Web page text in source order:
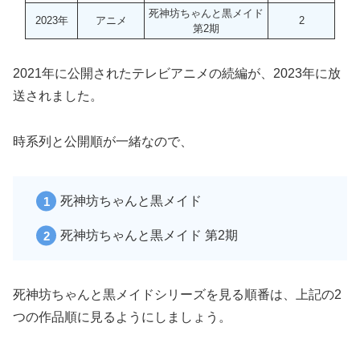
2023年 アニメ
死神坊ちゃんと黒メイド
第2期
2
2021年に公開されたテレビアニメの続編が、2023年に放
送されました。
時系列と公開順が一緒なので、
死神坊ちゃんと黒メイド
死神坊ちゃんと黒メイド 第2期
死神坊ちゃんと黒メイドシリーズを見る順番は、上記の2
つの作品順に見るようにしましょう。